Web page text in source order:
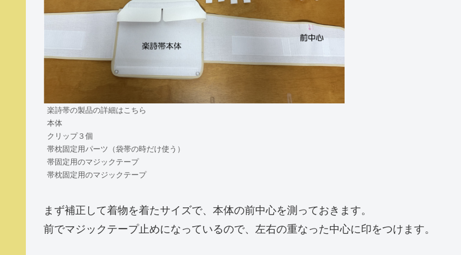
楽詩帯の製品の詳細はこちら
本体
クリップ３個
帯枕固定用パーツ（袋帯の時だけ使う）
帯固定用のマジックテープ
帯枕固定用のマジックテープ
まず補正して着物を着たサイズで、本体の前中心を測っておきます。
前でマジックテープ止めになっているので、左右の重なった中心に印をつけます。